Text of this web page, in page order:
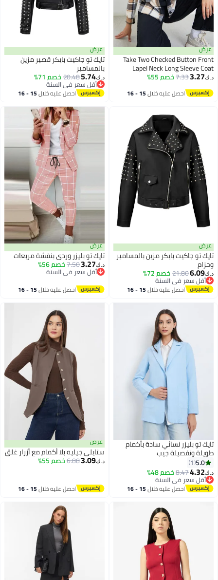
عرض
Take Two Checked Button Front
Lapel Neck Long Sleeve Coat
د.ك‏3.27
7.33خصم 55%
احصل عليه خلال 15 - 16
عرض
تايك تو جاكيت بايكر قصير مزين
بالمسامير
د.ك‏5.74
20.48خصم 71%
أقل سعر في السنة
أقل سعر في السنة
احصل عليه خلال 15 - 16
عرض
تايك تو جاكيت بايكر مزين بالمسامير
وحزام
د.ك‏6.09
21.80خصم 72%
أقل سعر في السنة
أقل سعر في السنة
احصل عليه خلال 15 - 16
عرض
تايك تو بليزر وردي بنقشة مربعات
د.ك‏3.27
7.50خصم 56%
أقل سعر في السنة
أقل سعر في السنة
احصل عليه خلال 15 - 16
تايك تو بليزر نسائي سادة بأكمام
طويلة وتفصيلة جيب
5.0
1
د.ك‏4.32
8.47خصم 48%
أقل سعر في السنة
أقل سعر في السنة
احصل عليه خلال 15 - 16
عرض
ستايلي جيليه بلا أكمام مع أزرار غلق
د.ك‏3.09
6.88خصم 55%
احصل عليه خلال 15 - 16